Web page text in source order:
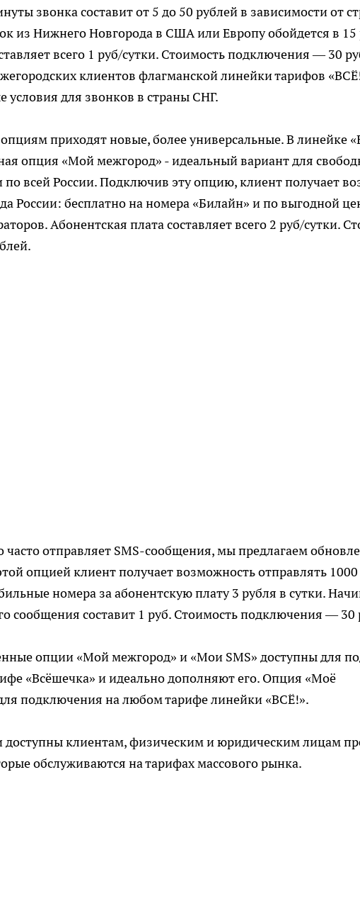
звонка составит от 5 до 50 рублей в зависимости от
из Нижнего Новгорода в США или Европу обойдется в
всего 1 руб/сутки. Стоимость подключения — 30
клиентов флагманской линейки тарифов
условия для звонков в страны СНГ.
приходят новые, более универсальные. В линейке
опция «Мой межгород» - идеальный вариант для
всей России. Подключив эту опцию, клиент получает
России: бесплатно на номера «Билайн» и по выгодной
Абонентская плата составляет всего 2 руб/сутки.
часто отправляет SMS-сообщения, мы предлагаем
опцией клиент получает возможность отправлять 1000
номера за абонентскую плату 3 рубля в сутки.
сообщения составит 1 руб. Стоимость подключения — 30
опции «Мой межгород» и «Мои SMS» доступны для
«Всёшечка» и идеально дополняют его. Опция «Моё
подключения на любом тарифе линейки «ВСЁ!».
клиентам, физическим и юридическим лицам
обслуживаются на тарифах массового рынка.